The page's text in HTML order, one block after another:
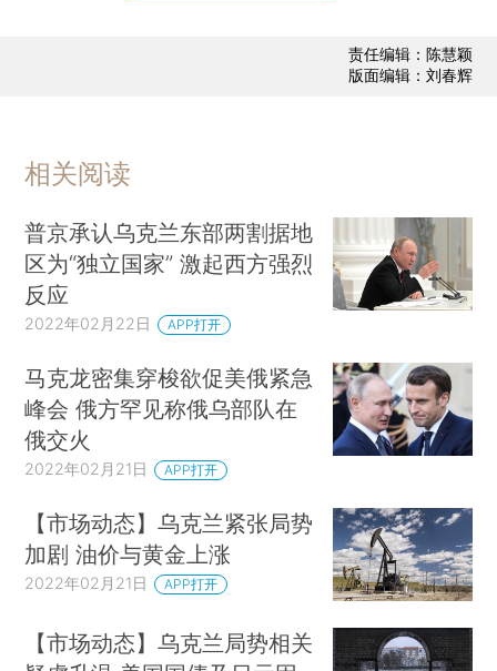
责任编辑：陈慧颖
版面编辑：刘春辉
相关阅读
普京承认乌克兰东部两割据地
区为“独立国家” 激起西方强烈
反应
2022年02月22日 APP打开
马克龙密集穿梭欲促美俄紧急
峰会 俄方罕见称俄乌部队在
俄交火
2022年02月21日 APP打开
【市场动态】乌克兰紧张局势
加剧 油价与黄金上涨
2022年02月21日 APP打开
【市场动态】乌克兰局势相关